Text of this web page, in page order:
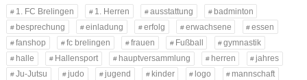
1. FC Brelingen 1. Herren ausstattung
badminton
besprechung
einladung erfolg erwachsene
essen
fanshop
fc brelingen frauen Fußball
gymnastik
halle
Hallensport hauptversammlung herren
jahres
Ju-Jutsu
judo jugend kinder logo
mannschaft